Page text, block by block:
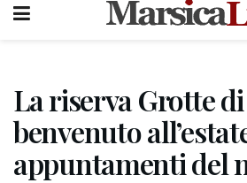
La riserva Grotte
benvenuto
appuntamenti del